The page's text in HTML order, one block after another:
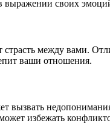
выражении своих
страсть между вами.
ваши отношения.
вызвать
избежать